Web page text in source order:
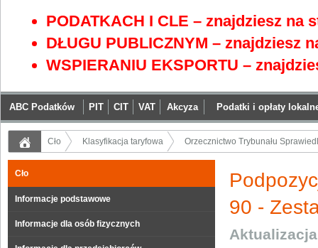
PODATKACH I CLE – znajdziesz na
DŁUGU PUBLICZNYM – znajdziesz
WSPIERANIU EKSPORTU –
ABC Podatków PIT CIT VAT Akcyza Podatki i opłaty
Cło Klasyfikacja taryfowa Orzecznictwo Trybunału
Cło
Informacje podstawowe
Informacje dla osób fizycznych
90 -